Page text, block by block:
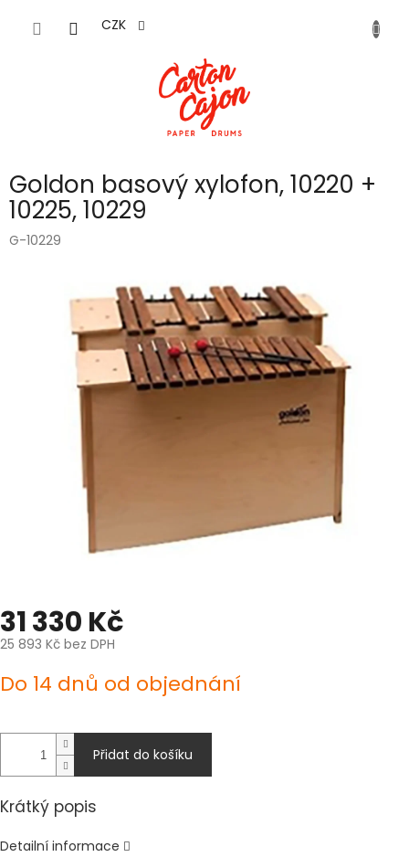
CZK
Goldon basový xylofon, 10220 +
10225, 10229
G-10229
31 330 Kč
25 893 Kč bez DPH
cena:
Do 14 dnů od objednání
Přidat do košíku
Krátký popis
Detailní informace